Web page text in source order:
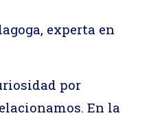
experta en
por
En la